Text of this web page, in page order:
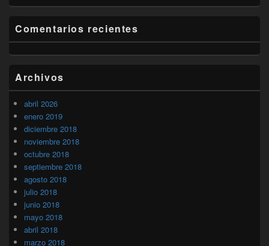
Comentarios recientes
Archivos
abril 2026
enero 2019
diciembre 2018
noviembre 2018
octubre 2018
septiembre 2018
agosto 2018
julio 2018
junio 2018
mayo 2018
abril 2018
marzo 2018